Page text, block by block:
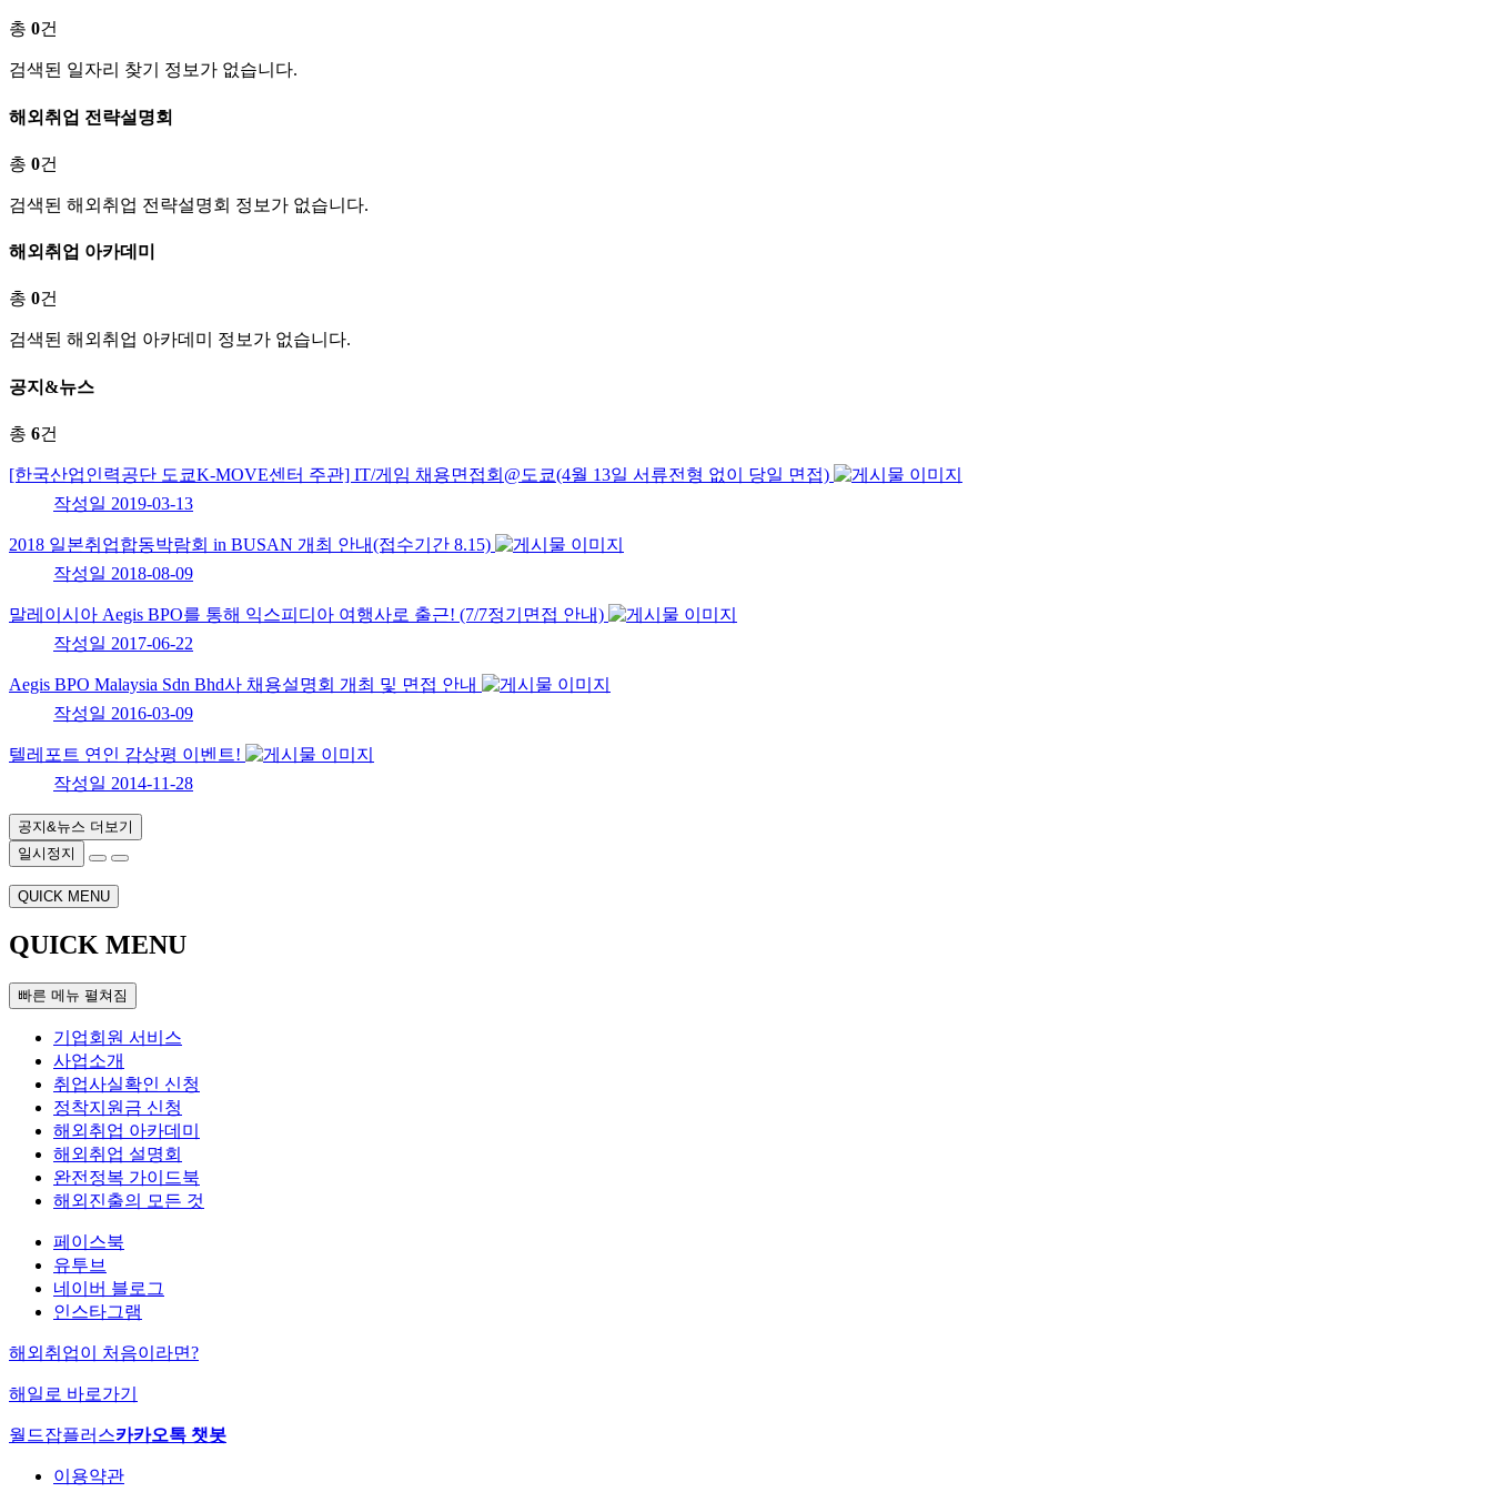
총 0건
검색된 일자리 찾기 정보가 없습니다.
해외취업 전략설명회
총 0건
검색된 해외취업 전략설명회 정보가 없습니다.
해외취업 아카데미
총 0건
검색된 해외취업 아카데미 정보가 없습니다.
공지&뉴스
총 6건
[한국산업인력공단 도쿄K-MOVE센터 주관] IT/게임 채용면접회@도쿄(4월 13일 서류전형 없이 당일 면접)
작성일 2019-03-13
2018 일본취업합동박람회 in BUSAN 개최 안내(접수기간 8.15)
작성일 2018-08-09
말레이시아 Aegis BPO를 통해 익스피디아 여행사로 출근! (7/7정기면접 안내)
작성일 2017-06-22
Aegis BPO Malaysia Sdn Bhd사 채용설명회 개최 및 면접 안내
작성일 2016-03-09
텔레포트 연인 감상평 이벤트!
작성일 2014-11-28
공지&뉴스 더보기
일시정지
QUICK MENU
QUICK MENU
빠른 메뉴 펼쳐짐
기업회원 서비스
사업소개
취업사실확인 신청
정착지원금 신청
해외취업 아카데미
해외취업 설명회
완전정복 가이드북
해외진출의 모든 것
페이스북
유투브
네이버 블로그
인스타그램
해외취업이 처음이라면?
해일로 바로가기
월드잡플러스카카오톡 챗봇
이용약관